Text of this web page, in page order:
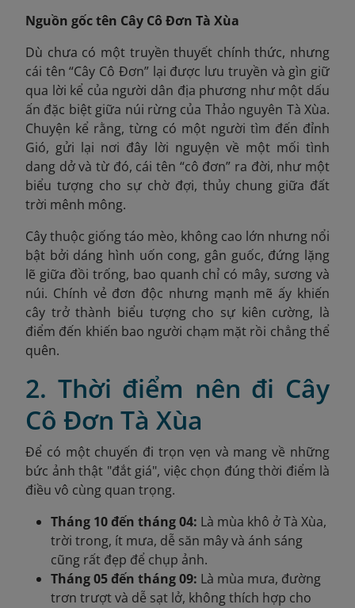
Nguồn gốc tên Cây Cô Đơn Tà Xùa
Dù chưa có một truyền thuyết chính thức, nhưng
cái tên “Cây Cô Đơn” lại được lưu truyền và gìn giữ
qua lời kể của người dân địa phương như một dấu
ấn đặc biệt giữa núi rừng của Thảo nguyên Tà Xùa.
Chuyện kể rằng, từng có một người tìm đến đỉnh
Gió, gửi lại nơi đây lời nguyện về một mối tình
dang dở và từ đó, cái tên “cô đơn” ra đời, như một
biểu tượng cho sự chờ đợi, thủy chung giữa đất
trời mênh mông.
Cây thuộc giống táo mèo, không cao lớn nhưng nổi
bật bởi dáng hình uốn cong, gân guốc, đứng lặng
lẽ giữa đồi trống, bao quanh chỉ có mây, sương và
núi. Chính vẻ đơn độc nhưng mạnh mẽ ấy khiến
cây trở thành biểu tượng cho sự kiên cường, là
điểm đến khiến bao người chạm mặt rồi chẳng thể
quên.
2. Thời điểm nên đi Cây
Cô Đơn Tà Xùa
Để có một chuyến đi trọn vẹn và mang về những
bức ảnh thật "đắt giá", việc chọn đúng thời điểm là
điều vô cùng quan trọng.
Tháng 10 đến tháng 04: Là mùa khô ở Tà Xùa,
trời trong, ít mưa, dễ săn mây và ánh sáng
cũng rất đẹp để chụp ảnh.
Tháng 05 đến tháng 09: Là mùa mưa, đường
trơn trượt và dễ sạt lở, không thích hợp cho